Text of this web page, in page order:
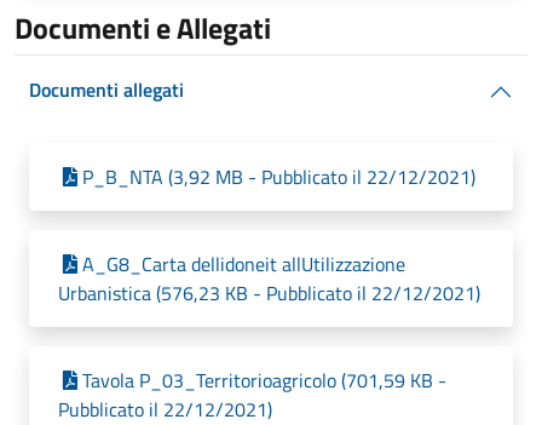
Documenti e Allegati
Documenti allegati
P_B_NTA (3,92 MB - Pubblicato il 22/12/2021)
A_G8_Carta dellidoneit allUtilizzazione
Urbanistica (576,23 KB - Pubblicato il 22/12/2021)
Tavola P_03_Territorioagricolo (701,59 KB -
Pubblicato il 22/12/2021)